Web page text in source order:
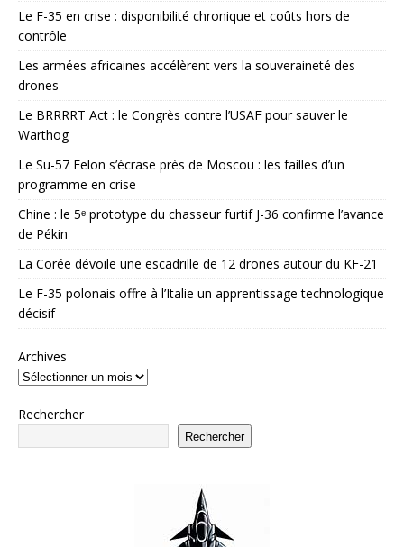
Le F-35 en crise : disponibilité chronique et coûts hors de
contrôle
Les armées africaines accélèrent vers la souveraineté des
drones
Le BRRRRT Act : le Congrès contre l’USAF pour sauver le
Warthog
Le Su-57 Felon s’écrase près de Moscou : les failles d’un
programme en crise
Chine : le 5ᵉ prototype du chasseur furtif J-36 confirme l’avance
de Pékin
La Corée dévoile une escadrille de 12 drones autour du KF-21
Le F-35 polonais offre à l’Italie un apprentissage technologique
décisif
Archives
Rechercher
Rechercher